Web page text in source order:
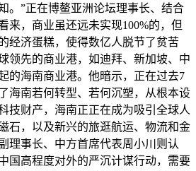
。”正在博鳌亚洲论坛理事长、结合
来，商业虽还远未实现100%的，但
经济蛋糕，使得数亿人脱节了贫苦
领先的商业港，如迪拜、新加坡、中
的海南商业港。他暗示，正在过去7
海南若何转型、若何沉塑，从根本设
技财产，海南正正在成为吸引全球人
石，以及新兴的旅逛航运、物流和金
理事长、中方首席代表周小川则认
国高程度对外的严沉计谋行动，需要